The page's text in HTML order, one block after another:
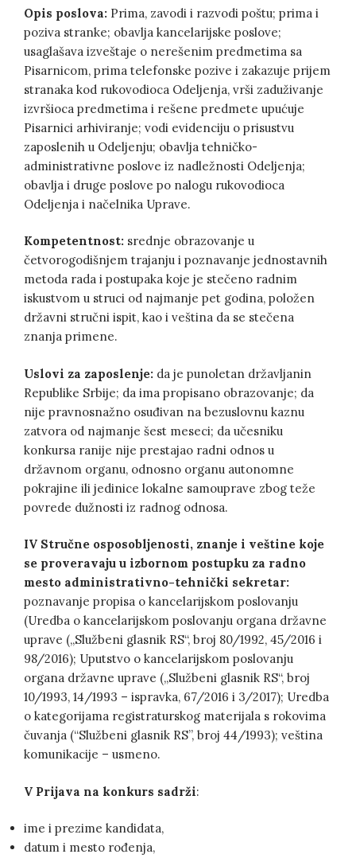
Opis poslova: Prima, zavodi i razvodi poštu; prima i
poziva stranke; obavlja kancelarijske poslove;
usaglašava izveštaje o nerešenim predmetima sa
Pisarnicom, prima telefonske pozive i zakazuje prijem
stranaka kod rukovodioca Odeljenja, vrši zaduživanje
izvršioca predmetima i rešene predmete upućuje
Pisarnici arhiviranje; vodi evidenciju o prisustvu
zaposlenih u Odeljenju; obavlja tehničko-
administrativne poslove iz nadležnosti Odeljenja;
obavlja i druge poslove po nalogu rukovodioca
Odeljenja i načelnika Uprave.
Kompetentnost: srednje obrazovanje u
četvorogodišnjem trajanju i poznavanje jednostavnih
metoda rada i postupaka koje je stečeno radnim
iskustvom u struci od najmanje pet godina, položen
državni stručni ispit, kao i veština da se stečena
znanja primene.
Uslovi za zaposlenje: da je punoletan državljanin
Republike Srbije; da ima propisano obrazovanje; da
nije pravnosnažno osuđivan na bezuslovnu kaznu
zatvora od najmanje šest meseci; da učesniku
konkursa ranije nije prestajao radni odnos u
državnom organu, odnosno organu autonomne
pokrajine ili jedinice lokalne samouprave zbog teže
povrede dužnosti iz radnog odnosa.
IV Stručne osposobljenosti, znanje i veštine koje
se proveravaju u izbornom postupku za radno
mesto administrativno-tehnički sekretar:
poznavanje propisa o kancelarijskom poslovanju
(Uredba o kancelarijskom poslovanju organa državne
uprave („Službeni glasnik RS“, broj 80/1992, 45/2016 i
98/2016); Uputstvo o kancelarijskom poslovanju
organa državne uprave („Službeni glasnik RS“, broj
10/1993, 14/1993 – ispravka, 67/2016 i 3/2017); Uredba
o kategorijama registraturskog materijala s rokovima
čuvanja (“Službeni glasnik RS”, broj 44/1993); veština
komunikacije – usmeno.
V Prijava na konkurs sadrži:
ime i prezime kandidata,
datum i mesto rođenja,